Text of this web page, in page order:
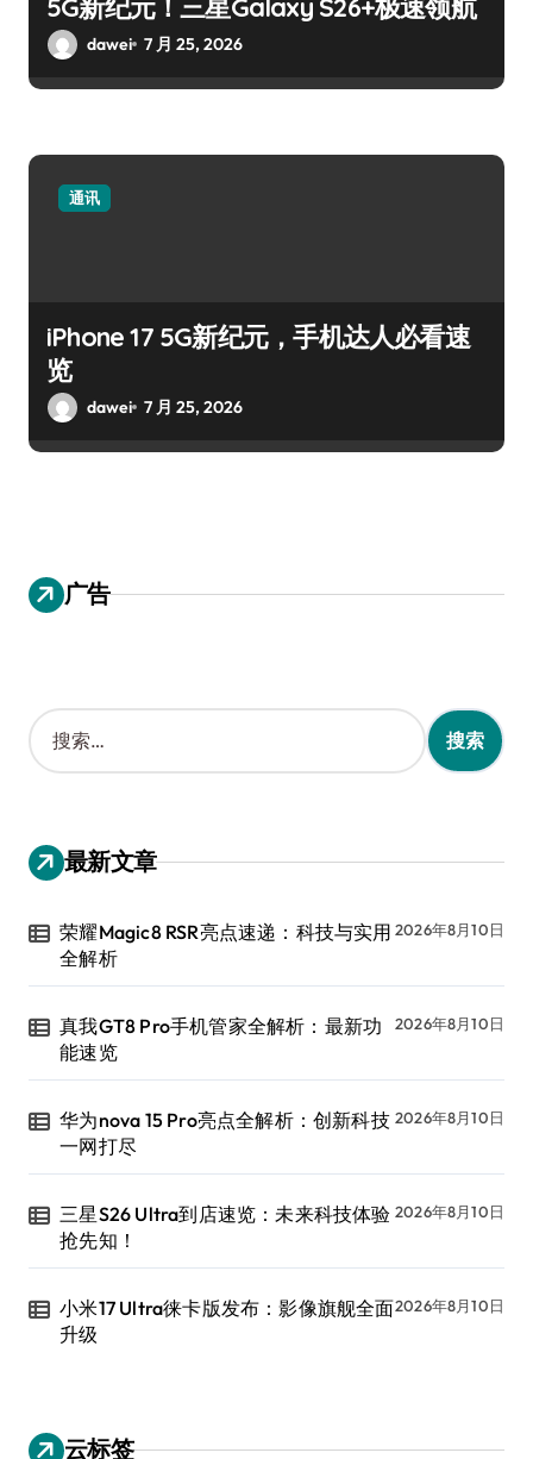
5G新纪元！三星Galaxy S26+极速领航
dawei 7 月 25, 2026
通讯
iPhone 17 5G新纪元，手机达人必看速
览
dawei 7 月 25, 2026
广告
搜
索
：
最新文章
荣耀Magic8 RSR亮点速递：科技与实用
全解析
2026年8月10日
真我GT8 Pro手机管家全解析：最新功
能速览
2026年8月10日
华为nova 15 Pro亮点全解析：创新科技
一网打尽
2026年8月10日
三星S26 Ultra到店速览：未来科技体验
抢先知！
2026年8月10日
小米17 Ultra徕卡版发布：影像旗舰全面
升级
2026年8月10日
云标签